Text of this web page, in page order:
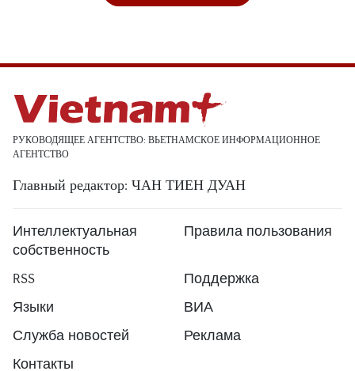
РУКОВОДЯЩЕЕ АГЕНТСТВО: ВЬЕТНАМСКОЕ ИНФОРМАЦИОННОЕ
АГЕНТСТВО
Главный редактор: ЧАН ТИЕН ДУАН
Интеллектуальная
собственность
Правила пользования
RSS
Поддержка
Языки
ВИА
Служба новостей
Реклама
Контакты